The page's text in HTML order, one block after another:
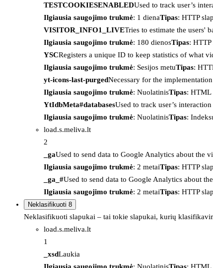
TESTCOOKIESENABLEDUsed to track user’s
Ilgiausia saugojimo trukmė: 1 dienaTipas: HTTP
VISITOR_INFO1_LIVETries to estimate the users'
Ilgiausia saugojimo trukmė: 180 dienosTipas: HTTP
YSCRegisters a unique ID to keep statistics of what
Ilgiausia saugojimo trukmė: Sesijos metuTipas:
yt-icons-last-purgedNecessary for the
Ilgiausia saugojimo trukmė: NuolatinisTipas: HTML
YtIdbMeta#databasesUsed to track user’s
Ilgiausia saugojimo trukmė: NuolatinisTipas:
load.s.meliva.lt
2
_gaUsed to send data to Google Analytics about the
Ilgiausia saugojimo trukmė: 2 metaiTipas: HTTP
_ga_#Used to send data to Google Analytics about
Ilgiausia saugojimo trukmė: 2 metaiTipas: HTTP
Neklasifikuoti 8
Neklasifikuoti slapukai – tai tokie slapukai, kurių
load.s.meliva.lt
1
_xsdLaukia
Ilgiausia saugojimo trukmė: NuolatinisTipas: HTML